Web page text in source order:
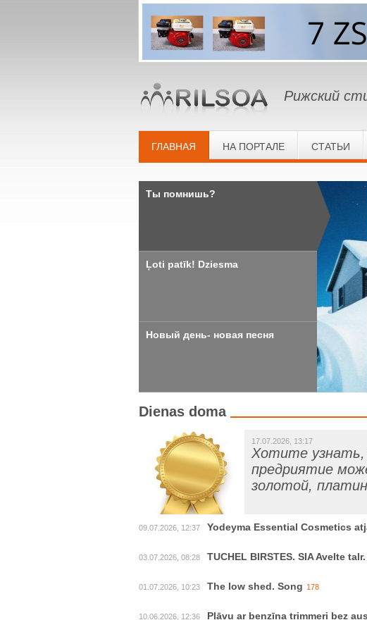
Рижский
ГЛАВНАЯ НА ПОРТАЛЕ СТАТЬИ
Ты помнишь?
Ļoti patīk! Dziesma
Новый день- новая песня
Dienas doma
17.07.2026, 13:17
Хотите узнать,
предриятие
золотой,
09.07.2026, 12:37 Yodeyma Essential Cosmetics
03.07.2026, 08:28 TUCHEL BIRSTES. SIA Avelte
01.07.2026, 10:23 The low shed. Song 178
10.06.2026, 12:36 Pļāvu ar benzīna trimmeri bez